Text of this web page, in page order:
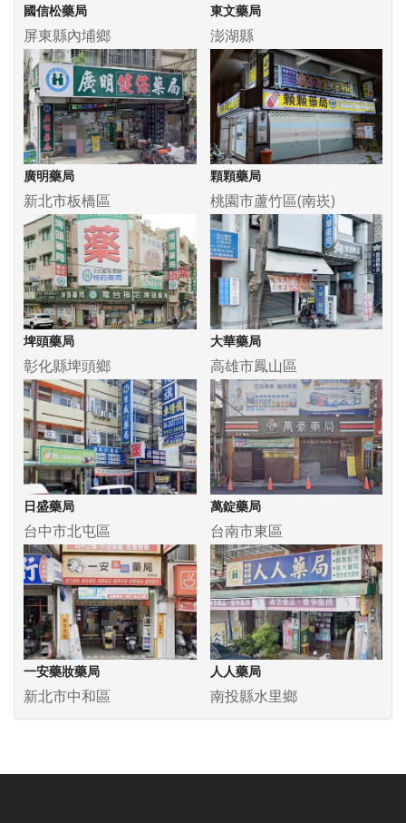
國信松藥局
屏東縣內埔鄉
東文藥局
澎湖縣
廣明藥局
新北市板橋區
顆顆藥局
桃園市蘆竹區(南崁)
埤頭藥局
彰化縣埤頭鄉
大華藥局
高雄市鳳山區
日盛藥局
台中市北屯區
萬錠藥局
台南市東區
一安藥妝藥局
新北市中和區
人人藥局
南投縣水里鄉